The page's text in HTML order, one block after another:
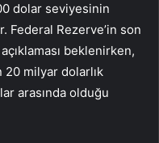
dolar seviyesinin
Federal Rezerve’in son
beklenirken,
20 milyar dolarlık
arasında olduğu